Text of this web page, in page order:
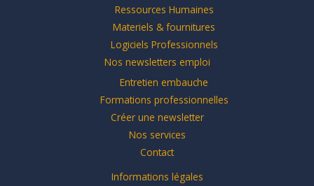
Ressources Humaines
Materiels & fournitures
Logiciels Professionnels
Nos newsletters emploi
Entretien embauche
Formations professionnelles
Créer une newsletter
Nos services
Contact
Informations légales